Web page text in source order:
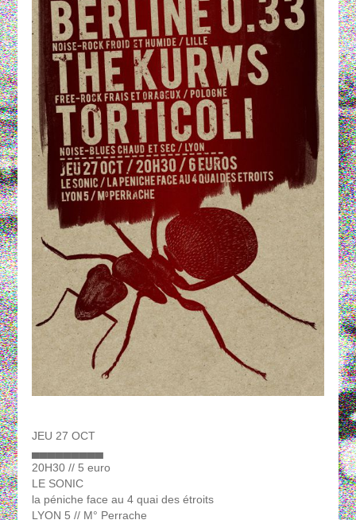
JEU 27 OCT
▄▄▄▄▄▄▄▄▄
20H30 // 5 euro
LE SONIC
la péniche face au 4 quai des étroits
LYON 5 // M° Perrache